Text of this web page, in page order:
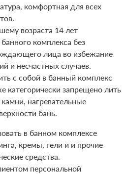
комфортная для всех
возраста 14 лет
комплекса без
лица во избежание
и несчастных случаев.
с собой в банный комплекс
категорически запрещено лить
нагревательные
бань.
в банном комплексе
кремы, гели и и прочие
средства.
персональной